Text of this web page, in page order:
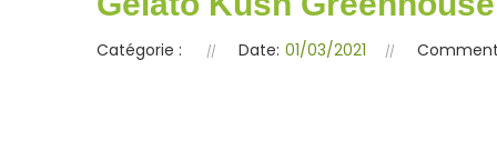
Catégorie : Date: 01/03/2021